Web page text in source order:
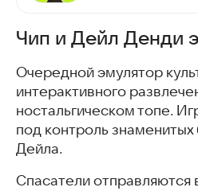
Чип и Дейл Денди
Очередной эмулятор
интерактивного
ностальгическом топе.
под контроль
Дейла.
Спасатели отправляются